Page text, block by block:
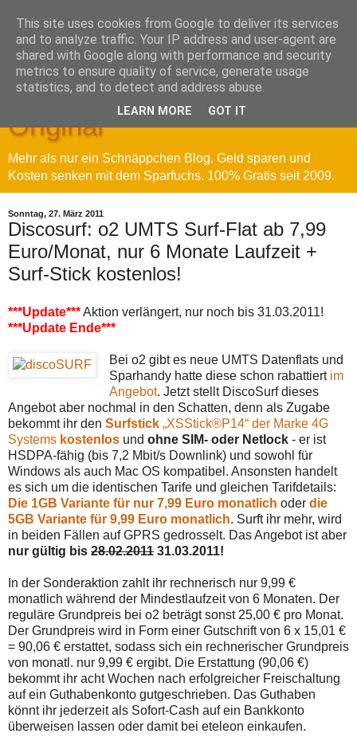
Sparfuchs' Blog - Das
Original
Mehr als nur ein Schnäppchen Blog. Geld sparen und
Kosten senken mit dem Sparfuchs. 100% Gratis seit 2009.
Sonntag, 27. März 2011
Discosurf: o2 UMTS Surf-Flat ab 7,99
Euro/Monat, nur 6 Monate Laufzeit +
Surf-Stick kostenlos!
***Update***Aktion verlängert, nur noch bis 31.03.2011!
***Update Ende***
Bei o2 gibt es neue UMTS Datenflats und
Sparhandy hatte diese schon rabattiert im
Angebot. Jetzt stellt DiscoSurf dieses
Angebot aber nochmal in den Schatten, denn als Zugabe
bekommt ihr den Surfstick „XSStick®P14“ der Marke 4G
Systems kostenlos und ohne SIM- oder Netlock - er ist
HSDPA-fähig (bis 7,2 Mbit/s Downlink) und sowohl für
Windows als auch Mac OS kompatibel. Ansonsten handelt
es sich um die identischen Tarife und gleichen Tarifdetails:
Die 1GB Variante für nur 7,99 Euro monatlich oder die
5GB Variante für 9,99 Euro monatlich. Surft ihr mehr, wird
in beiden Fällen auf GPRS gedrosselt. Das Angebot ist aber
nur gültig bis 28.02.2011 31.03.2011!
In der Sonderaktion zahlt ihr rechnerisch nur 9,99 €
monatlich während der Mindestlaufzeit von 6 Monaten. Der
reguläre Grundpreis bei o2 beträgt sonst 25,00 € pro Monat.
Der Grundpreis wird in Form einer Gutschrift von 6 x 15,01 €
= 90,06 € erstattet, sodass sich ein rechnerischer Grundpreis
von monatl. nur 9,99 € ergibt. Die Erstattung (90,06 €)
bekommt ihr acht Wochen nach erfolgreicher Freischaltung
auf ein Guthabenkonto gutgeschrieben. Das Guthaben
könnt ihr jederzeit als Sofort-Cash auf ein Bankkonto
überweisen lassen oder damit bei eteleon einkaufen.
This site uses cookies from Google to deliver its services
and to analyze traffic. Your IP address and user-agent are
shared with Google along with performance and security
metrics to ensure quality of service, generate usage
statistics, and to detect and address abuse.
LEARN MORE GOT IT